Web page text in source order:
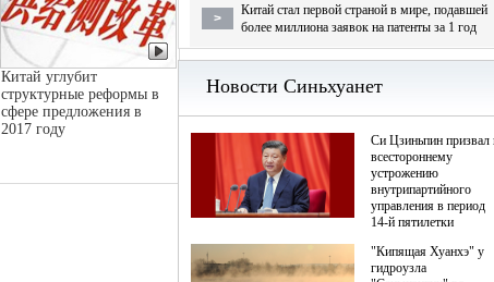
Китай углубит
структурные реформы в
сфере предложения в
2017 году
>
Китай стал первой страной в мире, подавшей
более миллиона заявок на патенты за 1 год